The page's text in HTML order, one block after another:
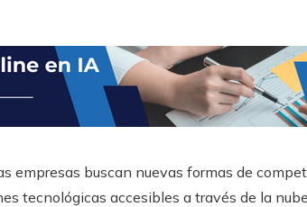
empresas buscan nuevas formas de
tecnológicas accesibles a través de la